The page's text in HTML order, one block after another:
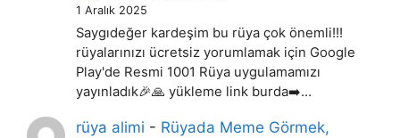
1 Aralık 2025
Saygıdeğer kardeşim bu rüya çok önemli!!!
rüyalarınızı ücretsiz yorumlamak için Google
Play'de Resmi 1001 Rüya uygulamamızı
yayınladık🎉🙏 yükleme link burda➡️…
rüya alimi - Rüyada Meme Görmek,